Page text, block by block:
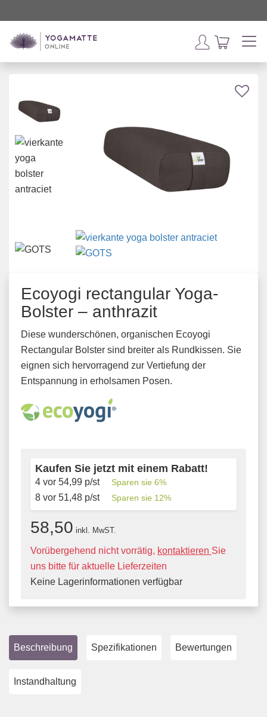
Ecoyogi rectangular Yoga-
Bolster – anthrazit
Diese wunderschönen, organischen Ecoyogi
Rectangular Bolster sind breiter als Rundkissen. Sie
eignen sich hervorragend zur Vertiefung der
Entspannung in erholsamen Posen.
Kaufen Sie jetzt mit einem Rabatt!
4 vor 54,99 p/st Sparen sie 6%
8 vor 51,48 p/st Sparen sie 12%
58,50 inkl. MwST.
Vorübergehend nicht vorrätig, kontaktieren Sie
uns bitte für aktuelle Lieferzeiten
Keine Lagerinformationen verfügbar
Beschreibung Spezifikationen Bewertungen
Instandhaltung